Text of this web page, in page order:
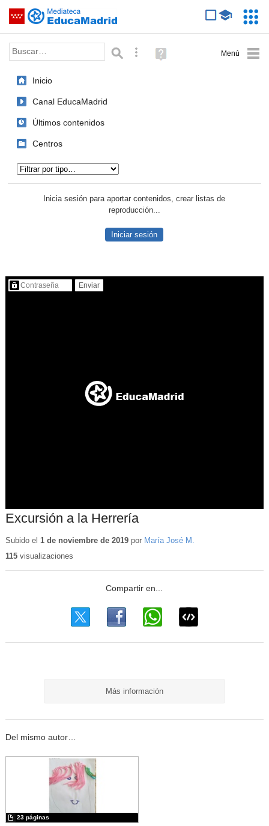
Saltar navegación
Palabra o frase: Búsqueda avanzada
Ayuda
(en
Inicio
Canal EducaMadrid
Últimos contenidos
Centros
Inicia sesión para aportar contenidos, crear listas de
reproducción...
Iniciar sesión
Contenido protegido…
Excursión a la Herrería
Subido el 1 de noviembre de 2019por María José M.
115visualizaciones
Más información
Del mismo autor…
23 páginas